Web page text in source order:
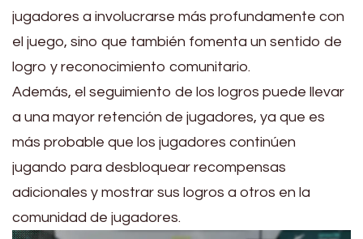
jugadores a involucrarse más profundamente con
el juego, sino que también fomenta un sentido de
logro y reconocimiento comunitario.
Además, el seguimiento de los logros puede llevar
a una mayor retención de jugadores, ya que es
más probable que los jugadores continúen
jugando para desbloquear recompensas
adicionales y mostrar sus logros a otros en la
comunidad de jugadores.